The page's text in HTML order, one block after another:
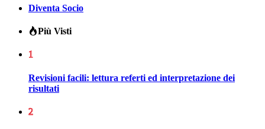
Diventa Socio
Più Visti
1
Revisioni facili: lettura referti ed interpretazione dei
risultati
2